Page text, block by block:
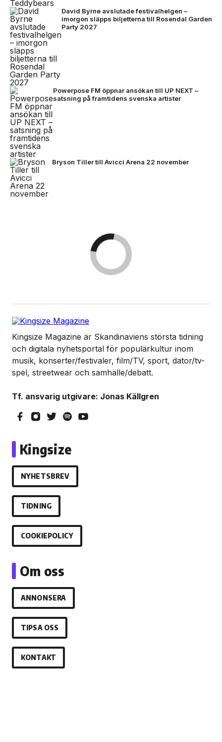
David Byrne avslutade festivalhelgen –
imorgon släpps biljetterna till Rosendal Garden
Party 2027
Powerpose FM öppnar ansökan till UP NEXT –
satsning på framtidens svenska artister
Bryson Tiller till Avicci Arena 22 november
Kingsize Magazine är Skandinaviens största tidning
och digitala nyhetsportal för populärkultur inom
musik, konserter/festivaler, film/TV, sport, dator/tv-
spel, streetwear och samhälle/debatt.
Tf. ansvarig utgivare: Jonas Källgren
Kingsize
NYHETSBREV
TIDNING
COOKIEPOLICY
Om oss
ANNONSERA
TIPSA OSS
KONTAKT